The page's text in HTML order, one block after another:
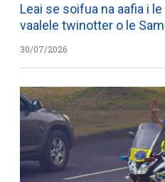
Leai se soifua na aafia i
vaalele twinotter o le
30/07/2026